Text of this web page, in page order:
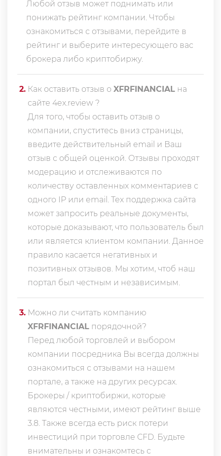
Любой отзыв может поднимать или
понижать рейтинг компании. Чтобы
ознакомиться с отзывами, перейдите в
рейтинг и выберите интересующего вас
брокера либо криптобиржу.
2. Как оставить отзыв о XFRFINANCIAL на
сайте 4ex.review ?
Для того, чтобы оставить отзыв о
компании, спуститесь вниз страницы,
введите действительный email и Ваш
отзыв с общей оценкой. Отзывы проходят
модерацию и отслеживаются по
количеству оставленных комментариев с
одного IP или email. Тех поддержка сайта
может запросить реальные документы,
которые доказывают, что пользователь был
или является клиентом компании. Данное
правило касается негативных и
позитивных отзывов. Мы хотим, чтоб наш
портал был честным и независимым.
3. Можно ли считать компанию
XFRFINANCIAL порядочной?
Перед любой торговлей и выбором
компании посредника Вы всегда должны
ознакомиться с отзывами на нашем
портале, а также на других ресурсах.
Брокеры / криптобиржи, которые
являются честными, имеют рейтинг выше
3.8. Также всегда еcть риск потери
инвестиций при торговле CFD. Будьте
внимательны и ознакомтесь с